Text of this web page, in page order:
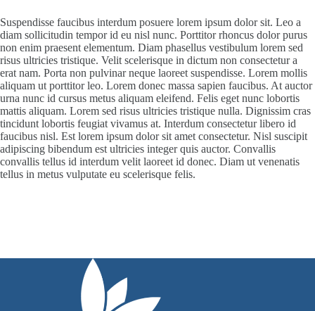
Suspendisse faucibus interdum posuere lorem ipsum dolor sit. Leo a
diam sollicitudin tempor id eu nisl nunc. Porttitor rhoncus dolor purus
non enim praesent elementum. Diam phasellus vestibulum lorem sed
risus ultricies tristique. Velit scelerisque in dictum non consectetur a
erat nam. Porta non pulvinar neque laoreet suspendisse. Lorem mollis
aliquam ut porttitor leo. Lorem donec massa sapien faucibus. At auctor
urna nunc id cursus metus aliquam eleifend. Felis eget nunc lobortis
mattis aliquam. Lorem sed risus ultricies tristique nulla. Dignissim cras
tincidunt lobortis feugiat vivamus at. Interdum consectetur libero id
faucibus nisl. Est lorem ipsum dolor sit amet consectetur. Nisl suscipit
adipiscing bibendum est ultricies integer quis auctor. Convallis
convallis tellus id interdum velit laoreet id donec. Diam ut venenatis
tellus in metus vulputate eu scelerisque felis.